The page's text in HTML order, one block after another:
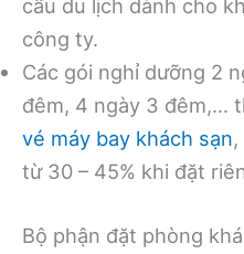
cầu du lịch dành cho
công ty.
Các gói nghỉ dưỡng 2
đêm, 4 ngày 3 đêm,…
vé máy bay khách sạn
từ 30 – 45% khi đặt
Bộ phận đặt phòng